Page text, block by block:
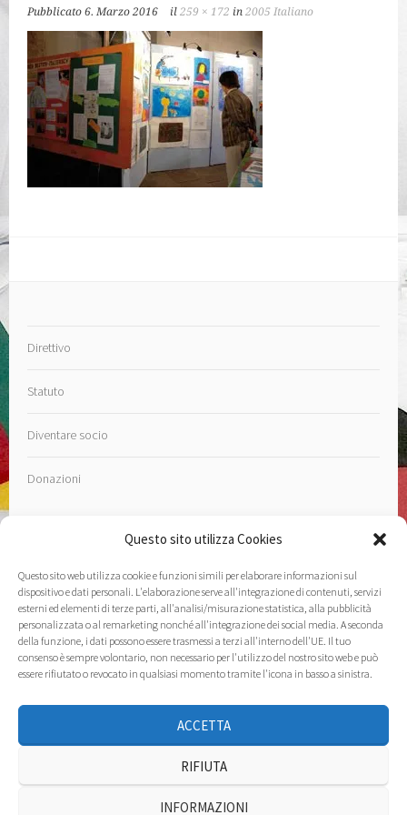
Questo sito utilizza Cookies
Questo sito web utilizza cookie e funzioni simili per elaborare informazioni sul
dispositivo e dati personali. L'elaborazione serve all'integrazione di contenuti, servizi
esterni ed elementi di terze parti, all'analisi/misurazione statistica, alla pubblicità
personalizzata o al remarketing nonché all'integrazione dei social media. A seconda
della funzione, i dati possono essere trasmessi a terzi all'interno dell'UE. Il tuo
consenso è sempre volontario, non necessario per l'utilizzo del nostro sito web e può
essere rifiutato o revocato in qualsiasi momento tramite l'icona in basso a sinistra.
ACCETTA
RIFIUTA
INFORMAZIONI
Pubblicato6. Marzo 2016 il259 × 172 in2005 Italiano
Direttivo
Statuto
Diventare socio
Donazioni
Contatto
Note Legali
Informativa sulla privacy